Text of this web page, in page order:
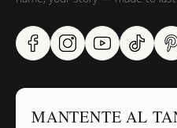
MANTENTE AL